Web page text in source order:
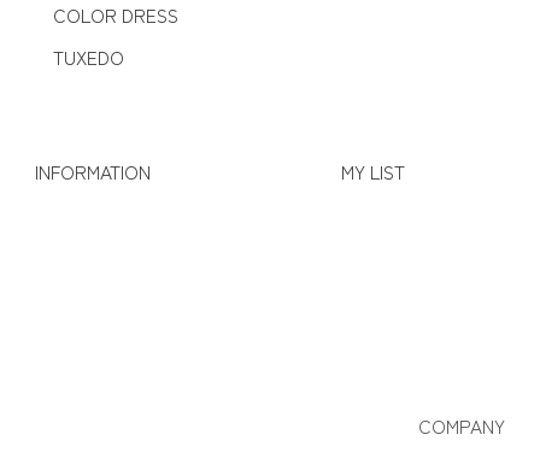
COLOR DRESS
TUXEDO
INFORMATION MY LIST
COMPANY